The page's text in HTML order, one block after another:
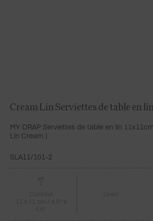
Cream Lin Serviettes de table en
MY DRAP Serviettes de table en lin
Lin Cream )
SLA11/101-2